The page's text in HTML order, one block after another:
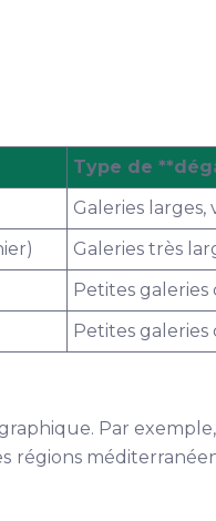
Type de
Galeries
Galeries très
Petites
Petites
Par
régions